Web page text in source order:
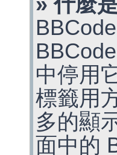
中停用
標籤用
多的顯
面中的